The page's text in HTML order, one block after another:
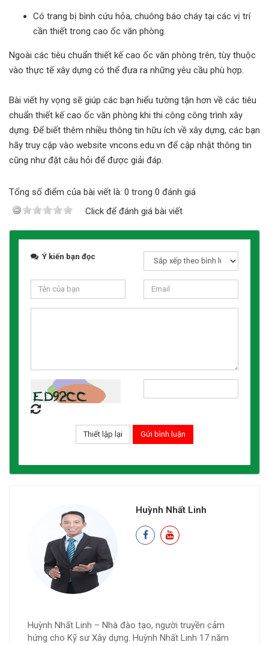
Có trang bị bình cứu hỏa, chuông báo cháy tại các vị trí
cần thiết trong cao ốc văn phòng.
Ngoài các tiêu chuẩn thiết kế cao ốc văn phòng trên, tùy thuộc
vào thực tế xây dựng có thể đưa ra những yêu cầu phù hợp.
Bài viết hy vọng sẽ giúp các bạn hiểu tường tận hơn về các tiêu
chuẩn thiết kế cao ốc văn phòng khi thi công công trình xây
dựng. Để biết thêm nhiều thông tin hữu ích về xây dựng, các bạn
hãy truy cập vào website vncons.edu.vn để cập nhật thông tin
cũng như đặt câu hỏi để được giải đáp.
Tổng số điểm của bài viết là: 0 trong 0 đánh giá
Click để đánh giá bài viết
Ý kiến bạn đọc
Huỳnh Nhất Linh
Huỳnh Nhất Linh – Nhà đào tạo, người truyền cảm
hứng cho Kỹ sư Xây dựng. Huỳnh Nhất Linh 17 năm